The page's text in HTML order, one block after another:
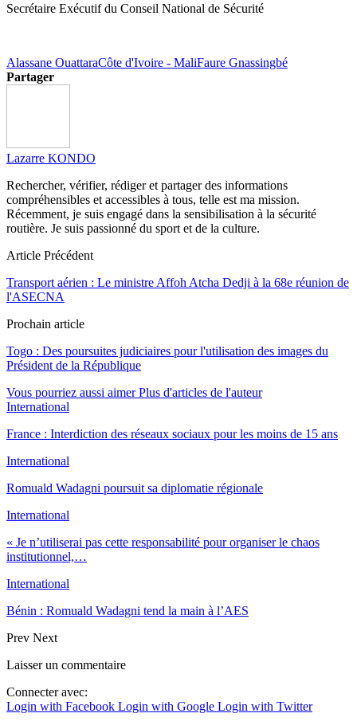
Secrétaire Exécutif du Conseil National de Sécurité
Alassane OuattaraCôte d'Ivoire - MaliFaure Gnassingbé
Partager
Lazarre KONDO
Rechercher, vérifier, rédiger et partager des informations
compréhensibles et accessibles à tous, telle est ma mission.
Récemment, je suis engagé dans la sensibilisation à la sécurité
routière. Je suis passionné du sport et de la culture.
Article Précédent
Transport aérien : Le ministre Affoh Atcha Dedji à la 68e réunion de
l'ASECNA
Prochain article
Togo : Des poursuites judiciaires pour l'utilisation des images du
Président de la République
Vous pourriez aussi aimer Plus d'articles de l'auteur
International
France : Interdiction des réseaux sociaux pour les moins de 15 ans
International
Romuald Wadagni poursuit sa diplomatie régionale
International
« Je n’utiliserai pas cette responsabilité pour organiser le chaos
institutionnel,…
International
Bénin : Romuald Wadagni tend la main à l’AES
Prev Next
Laisser un commentaire
Connecter avec:
Login with Facebook Login with Google Login with Twitter